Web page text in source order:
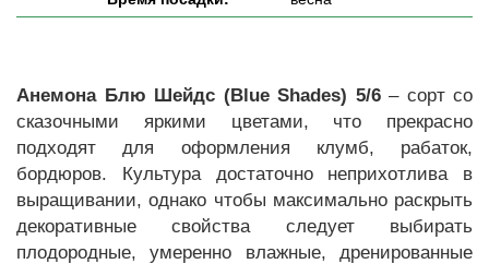
Анемона Блю Шейдс (Blue Shades) 5/6 – сорт со
сказочными яркими цветами, что прекрасно
подходят для оформления клумб, рабаток,
бордюров. Культура достаточно неприхотлива в
выращивании, однако чтобы максимально раскрыть
декоративные свойства следует выбирать
плодородные, умеренно влажные, дренированные